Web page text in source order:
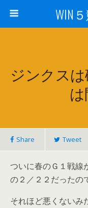
WIN
ジンクスは
Share Tweet
ついに春のＧ１戦線
の２／２２だったの
それほど悪くないみ